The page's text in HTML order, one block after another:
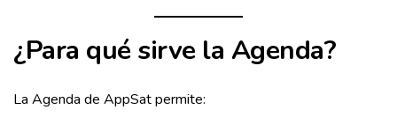
¿Para qué sirve la Agenda?
La Agenda de AppSat permite: